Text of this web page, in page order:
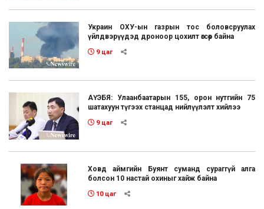
Украин ОХУ-ын газрын тос боловсруулах
үйлдвэрүүдэд дроноор цохилт өгсөөр байна
9 цаг
АҮЭБЯ: Улаанбаатарын 155, орон нутгийн 75
шатахуун түгээх станцад нийлүүлэлт хийлээ
9 цаг
Ховд аймгийн Буянт суманд сураггүй алга
болсон 10 настай охиныг хайж байна
10 цаг